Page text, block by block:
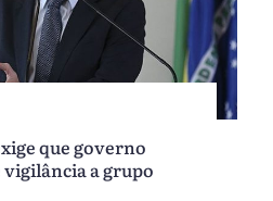
que governo
vigilância a grupo